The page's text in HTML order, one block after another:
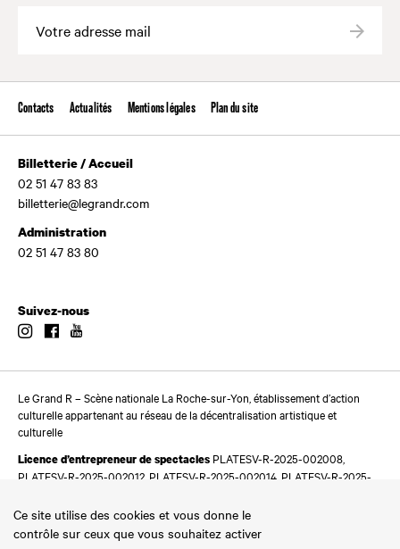
Contacts Actualités Mentions légales Plan du site
Billetterie / Accueil
02 51 47 83 83
billetterie@legrandr.com
Administration
02 51 47 83 80
Suivez-nous
InstagramFacebook
Le Grand R – Scène nationale La Roche-sur-Yon, établissement d’action
culturelle appartenant au réseau de la décentralisation artistique et
culturelle
Licence d’entrepreneur de spectacles PLATESV-R-2025-002008,
PLATESV-R-2025-002012, PLATESV-R-2025-002014, PLATESV-R-2025-
Ce site utilise des cookies et vous donne le
contrôle sur ceux que vous souhaitez activer